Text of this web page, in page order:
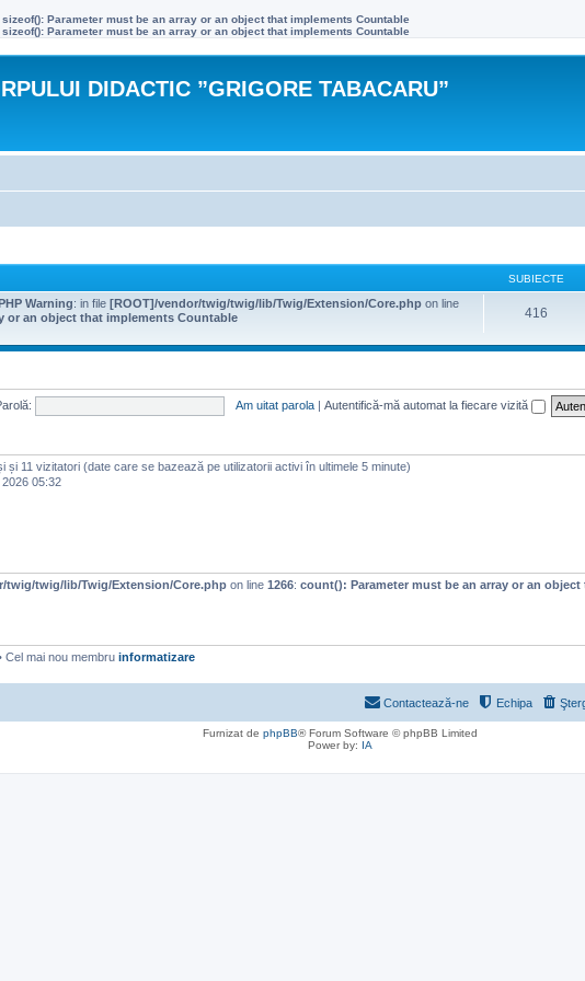
sizeof(): Parameter must be an array or an object that implements Countable
sizeof(): Parameter must be an array or an object that implements Countable
DIDACTIC ”GRIGORE TABACARU”
SUBIECTE
Warning: in file [ROOT]/vendor/twig/twig/lib/Twig/Extension/Core.php on line
or an object that implements Countable 416
Am uitat parola | Autentifică-mă automat la fiecare vizită
și 11 vizitatori (date care se bazează pe utilizatorii activi în ultimele 5 minute)
05:32
twig/twig/lib/Twig/Extension/Core.php on line 1266: count(): Parameter must be an array or an
Cel mai nou membru informatizare
Echipa
Contactează-ne
Furnizat de phpBB® Forum Software © phpBB Limited
Power by: IA